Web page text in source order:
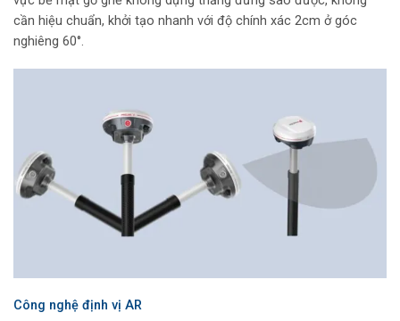
cần hiệu chuẩn, khởi tạo nhanh với độ chính xác 2cm ở góc
nghiêng 60°.
Công nghệ định vị AR